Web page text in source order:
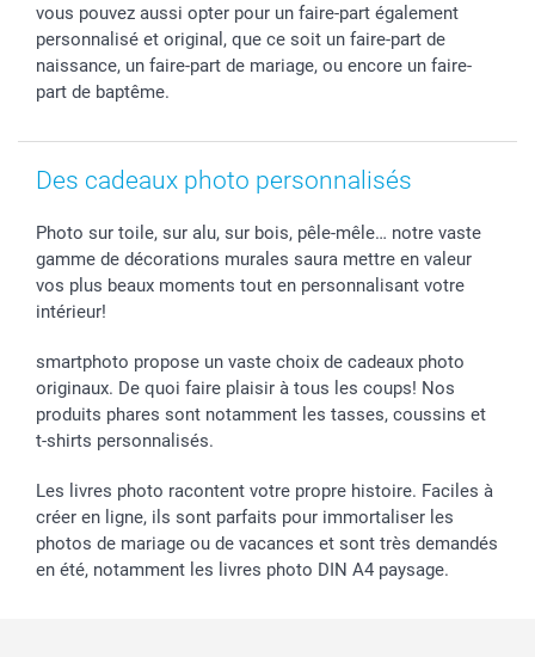
smartgarantie
smartbonus
vous pouvez aussi opter pour un faire-part également
personnalisé et original, que ce soit un faire-part de
naissance, un faire-part de mariage, ou encore un faire-
part de baptême.
Des cadeaux photo personnalisés
Photo sur toile, sur alu, sur bois, pêle-mêle… notre vaste
gamme de décorations murales saura mettre en valeur
vos plus beaux moments tout en personnalisant votre
intérieur!
smartphoto propose un vaste choix de cadeaux photo
originaux. De quoi faire plaisir à tous les coups! Nos
produits phares sont notamment les tasses, coussins et
t-shirts personnalisés.
Les livres photo racontent votre propre histoire. Faciles à
créer en ligne, ils sont parfaits pour immortaliser les
photos de mariage ou de vacances et sont très demandés
en été, notamment les livres photo DIN A4 paysage.